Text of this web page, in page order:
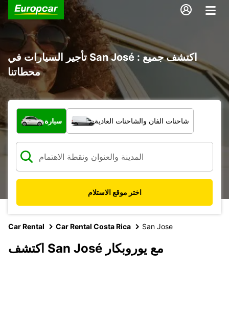
تأجير السيارات في San José : اكتشف جميع
محطاتنا
ما نوع المركبة؟
سيارة شاحنات الفان والشاحنات العادية
اختر موقع الاستلام
Car Rental Car Rental Costa Rica San Jose
اكتشف San José مع يوروبكار